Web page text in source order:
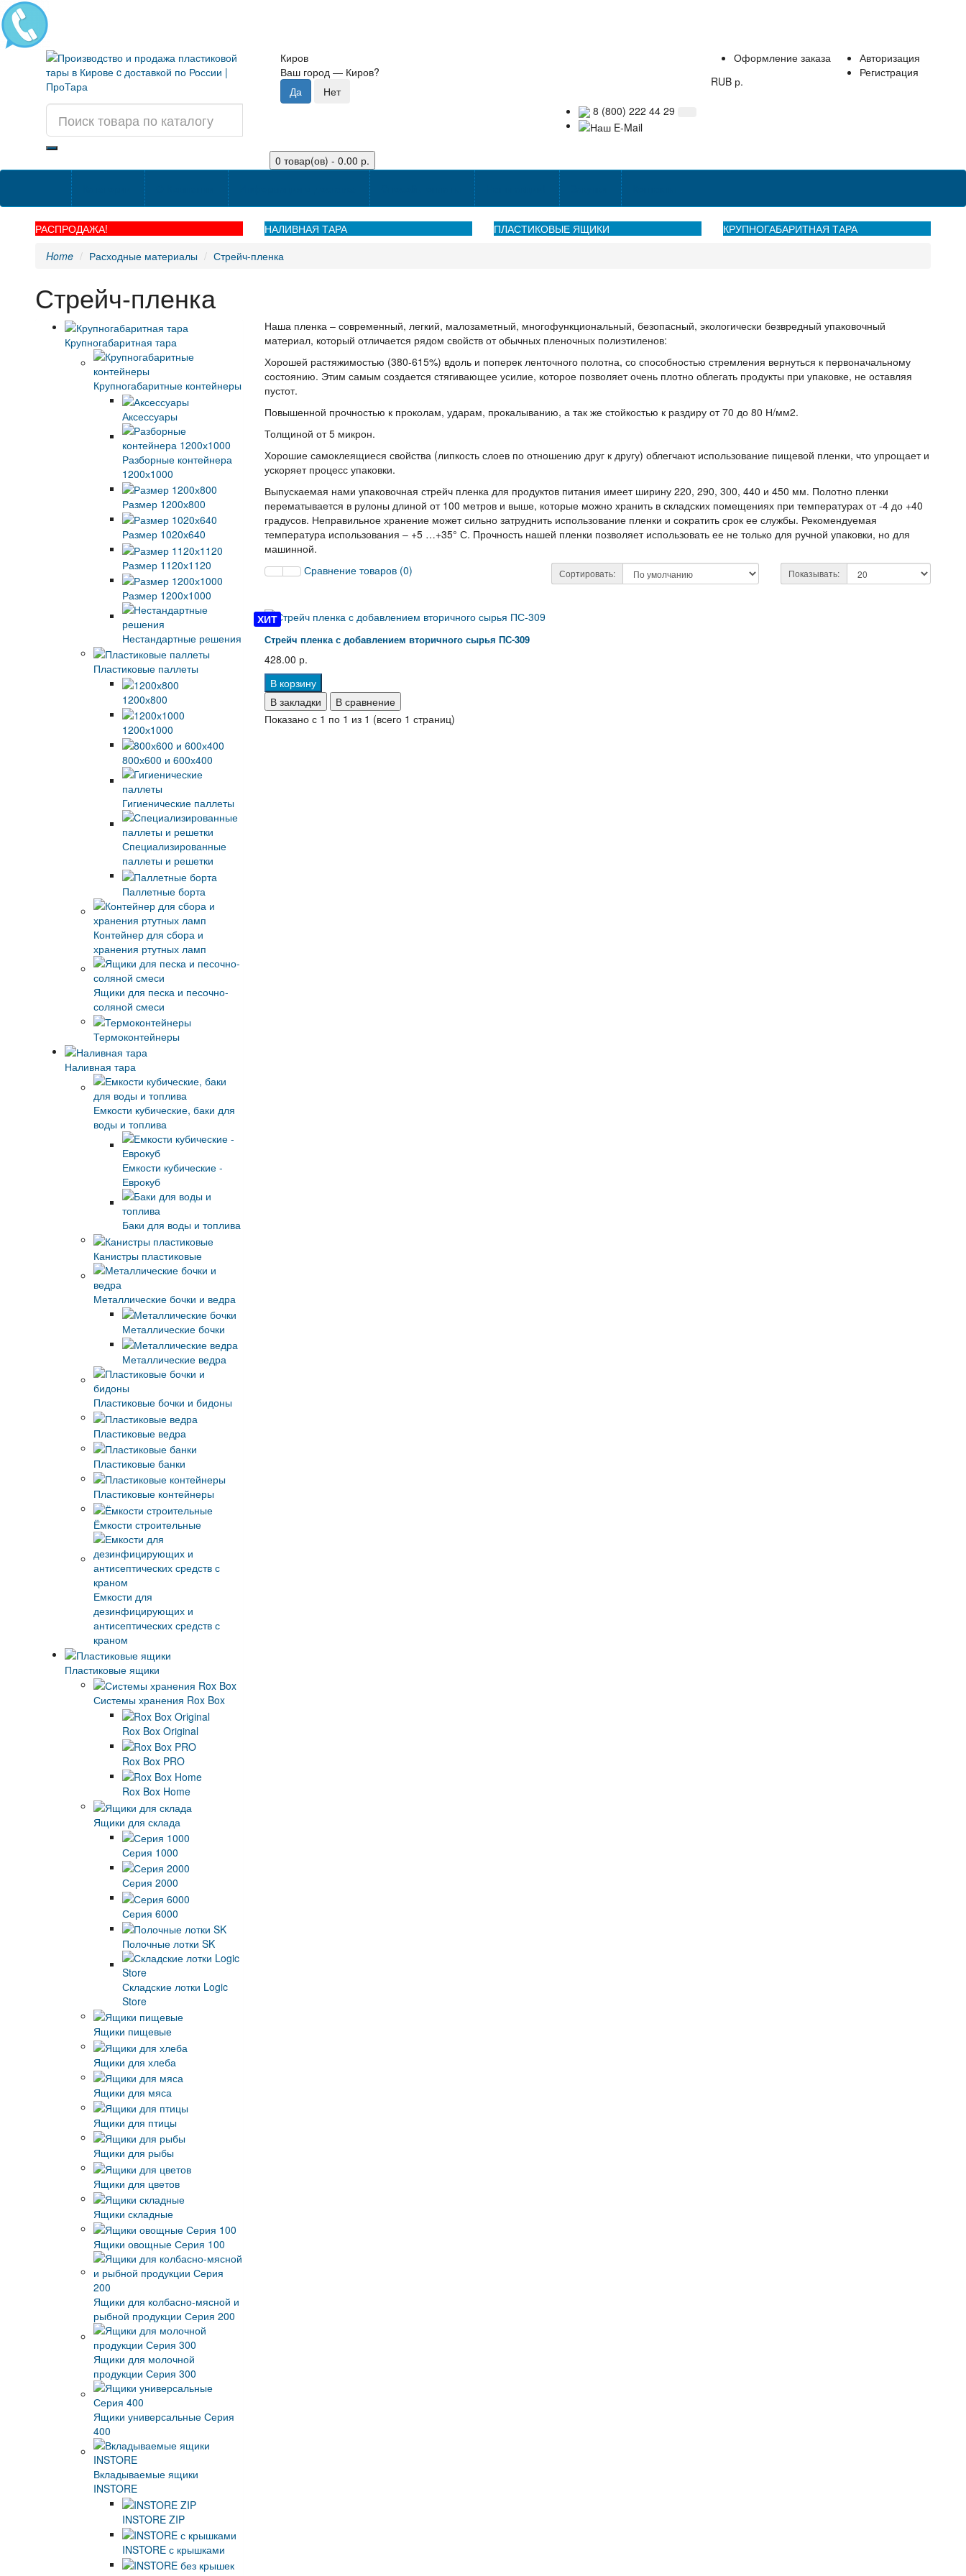
Киров
Ваш город — Киров?
Авторизация
Регистрация
Оформление заказа
RUB р.
8 (800) 222 44 29
0 товар(ов) - 0.00 р.
РАСПРОДАЖА! НАЛИВНАЯ ТАРА ПЛАСТИКОВЫЕ ЯЩИКИ
КРУПНОГАБАРИТНАЯ ТАРА
Home
Расходные материалы Стрейч-пленка
Стрейч-пленка
Крупногабаритная тара
Крупногабаритные контейнеры
Аксессуары
Разборные контейнера
1200х1000
Размер 1200х800
Размер 1020х640
Размер 1120х1120
Размер 1200х1000
Нестандартные решения
Пластиковые паллеты
1200х800
1200х1000
800х600 и 600х400
Гигиенические паллеты
Специализированные
паллеты и решетки
Паллетные борта
Контейнер для сбора и
хранения ртутных ламп
Ящики для песка и песочно-
соляной смеси
Термоконтейнеры
Наливная тара
Емкости кубические, баки для
воды и топлива
Емкости кубические -
Еврокуб
Баки для воды и топлива
Канистры пластиковые
Металлические бочки и ведра
Металлические бочки
Металлические ведра
Пластиковые бочки и бидоны
Пластиковые ведра
Пластиковые банки
Пластиковые контейнеры
Ёмкости строительные
Емкости для
дезинфицирующих и
антисептических средств с
краном
Пластиковые ящики
Системы хранения Rox Box
Rox Box Original
Rox Box PRO
Rox Box Home
Ящики для склада
Серия 1000
Серия 2000
Серия 6000
Полочные лотки SK
Складские лотки Logic
Store
Ящики пищевые
Ящики для хлеба
Ящики для мяса
Ящики для птицы
Ящики для рыбы
Ящики для цветов
Ящики складные
Ящики овощные Серия 100
Ящики для колбасно-мясной и
рыбной продукции Серия 200
Ящики для молочной
продукции Серия 300
Ящики универсальные Серия
400
Вкладываемые ящики
INSTORE
INSTORE ZIP
INSTORE с крышками
Наша пленка – современный, легкий, малозаметный, многофункциональный, безопасный, экологически безвредный упаковочный
материал, который отличается рядом свойств от обычных пленочных полиэтиленов:
Хорошей растяжимостью (380-615%) вдоль и поперек ленточного полотна, со способностью стремления вернуться к первоначальному
состоянию. Этим самым создается стягивающее усилие, которое позволяет очень плотно облегать продукты при упаковке, не оставляя
пустот.
Повышенной прочностью к проколам, ударам, прокалыванию, а так же стойкостью к раздиру от 70 до 80 Н/мм2.
Толщиной от 5 микрон.
Хорошие самоклеящиеся свойства (липкость слоев по отношению друг к другу) облегчают использование пищевой пленки, что упрощает и
ускоряет процесс упаковки.
Выпускаемая нами упаковочная стрейч пленка для продуктов питания имеет ширину 220, 290, 300, 440 и 450 мм. Полотно пленки
перематывается в рулоны длиной от 100 метров и выше, которые можно хранить в складских помещениях при температурах от -4 до +40
градусов. Неправильное хранение может сильно затруднить использование пленки и сократить срок ее службы. Рекомендуемая
температура использования – +5 …+35° С. Прочность нашей пленки позволяет использовать ее не только для ручной упаковки, но для
машинной.
Сравнение товаров (0)
Сортировать: Показывать:
ХИТ
Стрейч пленка с добавлением вторичного сырья ПС-309
428.00 р.
В корзину
В закладки
В сравнение
Показано с 1 по 1 из 1 (всего 1 страниц)